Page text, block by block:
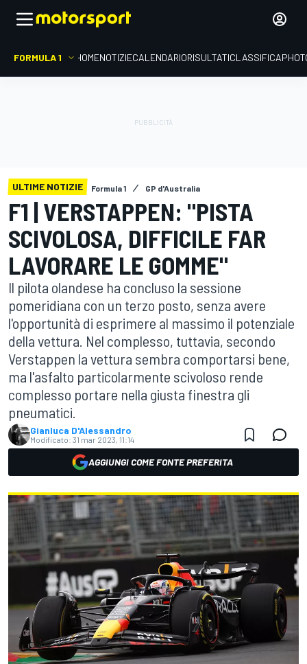
FORMULA 1 HOMENOTIZIECALENDARIORISULTATICLASSIFICA
ULTIME NOTIZIE Formula 1 GP d'Australia
F1 | VERSTAPPEN: "PISTA
SCIVOLOSA, DIFFICILE FAR
LAVORARE LE GOMME"
Il pilota olandese ha concluso la sessione
pomeridiana con un terzo posto, senza avere
l'opportunità di esprimere al massimo il potenziale
della vettura. Nel complesso, tuttavia, secondo
Verstappen la vettura sembra comportarsi bene,
ma l'asfalto particolarmente scivoloso rende
complesso portare nella giusta finestra gli
pneumatici.
Gianluca D'Alessandro
Modificato: 31 mar 2023, 11:14
AGGIUNGI COME FONTE PREFERITA